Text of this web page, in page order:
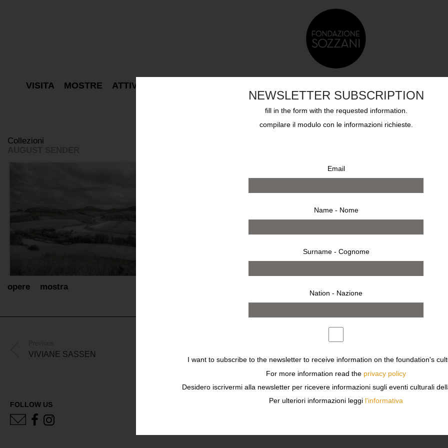
Collezioni
opere mostra
VIVIANE SASSEN
FOLLOW US
NEWSLETTER SUBSCRIPTION
fill in the form with the requested information.
compilare il modulo con le informazioni richieste.
Email
Name - Nome
Surname - Cognome
Nation - Nazione
I want to subscribe to the newsletter to receive information on the foundation's
For more information read the privacy policy
Desidero iscrivermi alla newsletter per ricevere informazioni sugli eventi culturali
Per ulteriori informazioni leggi l'informativa
VISITA MOSTRE ATTIVITÀ